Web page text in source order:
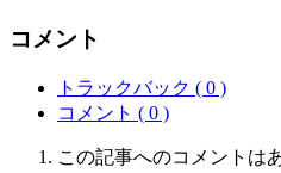
コメント
トラックバック ( 0 )
コメント ( 0 )
この記事へのコメントは